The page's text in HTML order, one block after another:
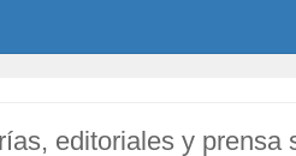
editoriales y